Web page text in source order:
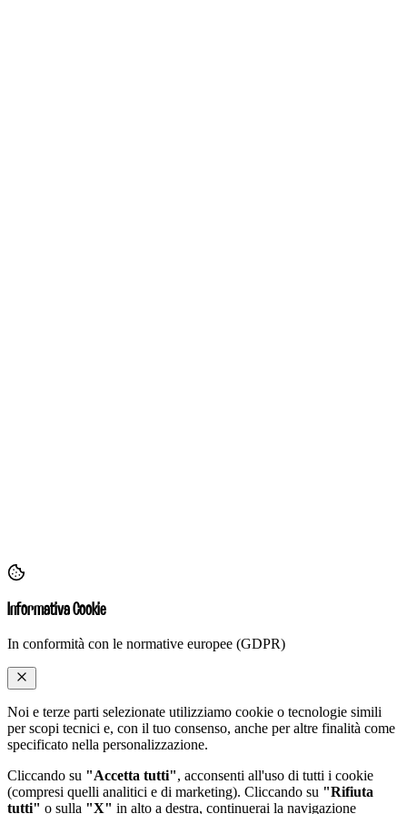
Informativa Cookie
In conformità con le normative europee (GDPR)
Noi e terze parti selezionate utilizziamo cookie o tecnologie simili
per scopi tecnici e, con il tuo consenso, anche per altre finalità come
specificato nella personalizzazione.
Cliccando su "Accetta tutti", acconsenti all'uso di tutti i cookie
(compresi quelli analitici e di marketing). Cliccando su "Rifiuta
tutti" o sulla "X" in alto a destra, continuerai la navigazione